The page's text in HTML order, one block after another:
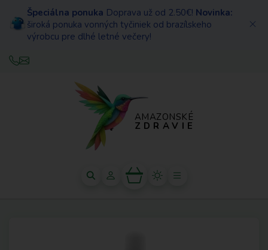
Špeciálna ponuka Doprava už od 2.50€! Novinka:
široká ponuka vonných tyčiniek od brazílskeho
výrobcu pre dlhé letné večery!
AMAZONSKÉ
ZDRAVIE